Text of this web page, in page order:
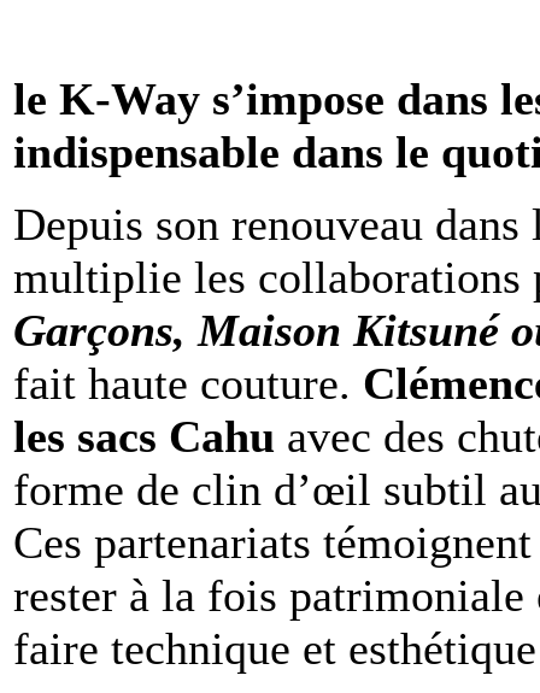
le K-Way s’impose dans
indispensable dans le
Depuis son renouveau
multiplie les collaborations
Garçons, Maison Kitsuné
fait haute couture.
les sacs Cahu avec des
forme de clin d’œil subtil
Ces partenariats
rester à la fois
faire technique et